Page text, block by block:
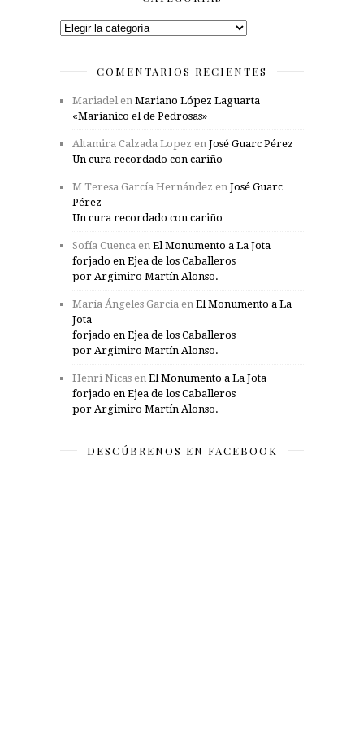
Categorías
COMENTARIOS RECIENTES
Mariadel en Mariano López Laguarta
«Marianico el de Pedrosas»
Altamira Calzada Lopez en José Guarc Pérez
Un cura recordado con cariño
M Teresa García Hernández en José Guarc
Pérez
Un cura recordado con cariño
Sofía Cuenca en El Monumento a La Jota
forjado en Ejea de los Caballeros
por Argimiro Martín Alonso.
María Ángeles García en El Monumento a La
Jota
forjado en Ejea de los Caballeros
por Argimiro Martín Alonso.
Henri Nicas en El Monumento a La Jota
forjado en Ejea de los Caballeros
por Argimiro Martín Alonso.
DESCÚBRENOS EN FACEBOOK